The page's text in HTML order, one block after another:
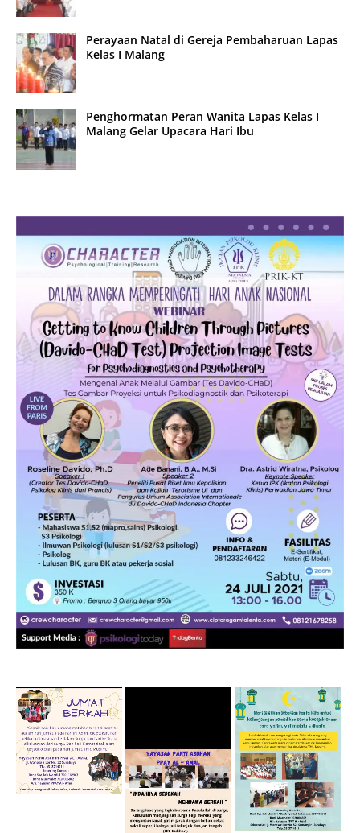
Perayaan Natal di Gereja Pembaharuan Lapas
Kelas I Malang
Penghormatan Peran Wanita Lapas Kelas I
Malang Gelar Upacara Hari Ibu